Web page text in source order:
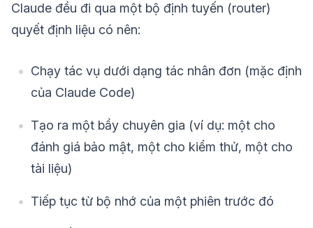
Claude đều đi qua một bộ định tuyến (router)
quyết định liệu có nên:
Chạy tác vụ dưới dạng tác nhân đơn (mặc định
của Claude Code)
Tạo ra một bầy chuyên gia (ví dụ: một cho
đánh giá bảo mật, một cho kiểm thử, một cho
tài liệu)
Tiếp tục từ bộ nhớ của một phiên trước đó